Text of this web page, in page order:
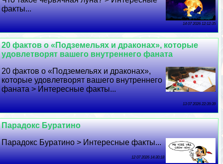
факты...
14 07 2026 12:12:35
20 фактов о «Подземельях и дpaконах», которые
удовлетворят вашего внутреннего фаната
20 фактов о «Подземельях и дpaконах»,
которые удовлетворят вашего внутреннего
фаната > Интересные факты...
13 07 2026 22:39:39
Парадокс Буратино
Парадокс Буратино > Интересные факты...
12 07 2026 14:30:18